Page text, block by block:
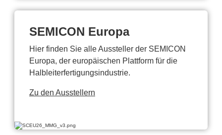
SEMICON Europa
Hier finden Sie alle Aussteller der SEMICON
Europa, der europäischen Plattform für die
Halbleiterfertigungsindustrie.
Zu den Ausstellern